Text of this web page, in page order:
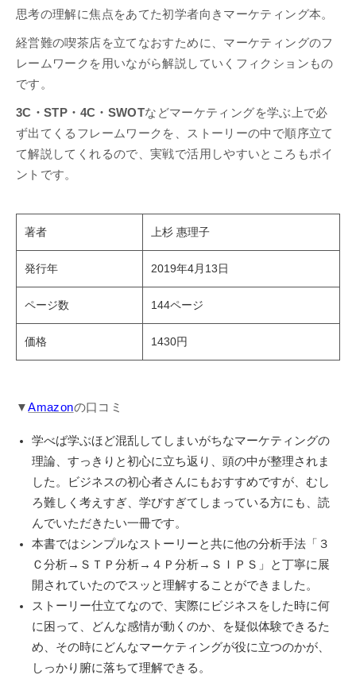
思考の理解に焦点をあてた初学者向きマーケティング本。
経営難の喫茶店を立てなおすために、マーケティングのフ
レームワークを用いながら解説していくフィクションもの
です。
3C・STP・4C・SWOTなどマーケティングを学ぶ上で必
ず出てくるフレームワークを、ストーリーの中で順序立て
て解説してくれるので、実戦で活用しやすいところもポイ
ントです。
著者 上杉 惠理子
発行年 2019年4月13日
ページ数 144ページ
価格 1430円
▼Amazonの口コミ
学べば学ぶほど混乱してしまいがちなマーケティングの
理論、すっきりと初心に立ち返り、頭の中が整理されま
した。ビジネスの初心者さんにもおすすめですが、むし
ろ難しく考えすぎ、学びすぎてしまっている方にも、読
んでいただきたい一冊です。
本書ではシンプルなストーリーと共に他の分析手法「３
Ｃ分析→ＳＴＰ分析→４Ｐ分析→ＳＩＰＳ」と丁寧に展
開されていたのでスッと理解することができました。
ストーリー仕立てなので、実際にビジネスをした時に何
に困って、どんな感情が動くのか、を疑似体験できるた
め、その時にどんなマーケティングが役に立つのかが、
しっかり腑に落ちて理解できる。